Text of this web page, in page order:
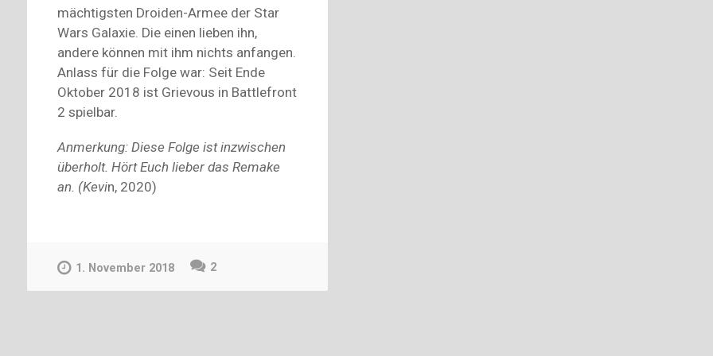
mächtigsten Droiden-Armee der Star
Wars Galaxie. Die einen lieben ihn,
andere können mit ihm nichts anfangen.
Anlass für die Folge war: Seit Ende
Oktober 2018 ist Grievous in Battlefront
2 spielbar.
Anmerkung: Diese Folge ist inzwischen
überholt. Hört Euch lieber das Remake
an. (Kevin, 2020)
1. November 2018 2